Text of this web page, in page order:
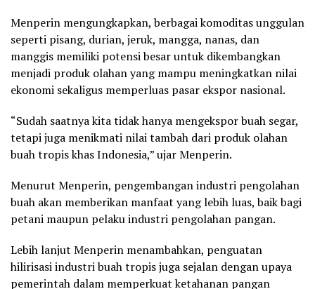
Menperin mengungkapkan, berbagai komoditas unggulan
seperti pisang, durian, jeruk, mangga, nanas, dan
manggis memiliki potensi besar untuk dikembangkan
menjadi produk olahan yang mampu meningkatkan nilai
ekonomi sekaligus memperluas pasar ekspor nasional.
“Sudah saatnya kita tidak hanya mengekspor buah segar,
tetapi juga menikmati nilai tambah dari produk olahan
buah tropis khas Indonesia,” ujar Menperin.
Menurut Menperin, pengembangan industri pengolahan
buah akan memberikan manfaat yang lebih luas, baik bagi
petani maupun pelaku industri pengolahan pangan.
Lebih lanjut Menperin menambahkan, penguatan
hilirisasi industri buah tropis juga sejalan dengan upaya
pemerintah dalam memperkuat ketahanan pangan